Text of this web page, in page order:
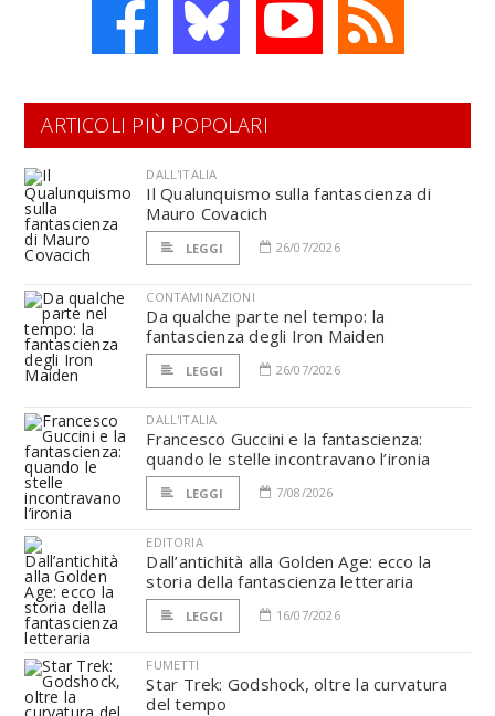
ARTICOLI PIÙ POPOLARI
DALL'ITALIA
Il Qualunquismo sulla fantascienza di
Mauro Covacich
LEGGI 26/07/2026
CONTAMINAZIONI
Da qualche parte nel tempo: la
fantascienza degli Iron Maiden
LEGGI 26/07/2026
DALL'ITALIA
Francesco Guccini e la fantascienza:
quando le stelle incontravano l’ironia
LEGGI 7/08/2026
EDITORIA
Dall’antichità alla Golden Age: ecco la
storia della fantascienza letteraria
LEGGI 16/07/2026
FUMETTI
Star Trek: Godshock, oltre la curvatura
del tempo